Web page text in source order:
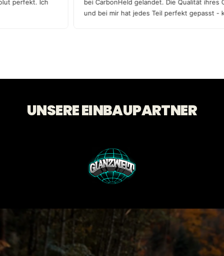
perfekt. Ich
bei CarbonHeld gelandet. Die Qualität
und bei mir hat jedes Teil perfekt
UNSERE EINBAUPARTNER